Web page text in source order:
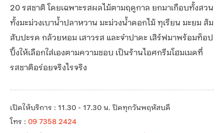
20 รสชาติ โดยเฉพาะรสผลไม้ตามฤดูกาล ยกมาเกือบทั้งสวน
ทั้งมะม่วงเบาน้ำปลาหวาน มะม่วงน้ำดอกไม้ ทุเรียน มะยม ส้ม
สับปะรด กล้วยหอม เสาวรส และจำปาดะ เสิร์ฟมาพร้อมท็อป
ปิ้งให้เลือกใส่เองตามความชอบ เป็นร้านไอศกรีมโฮมเมดที่
รสชาติอร่อยจริงไรจริง
เปิดให้บริการ : 11.30 - 17.30 น. ปิดทุกวันพฤหัสบดี
โทร : 09 7358 2424